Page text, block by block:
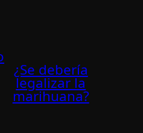
¿Se debería
legalizar la
marihuana?